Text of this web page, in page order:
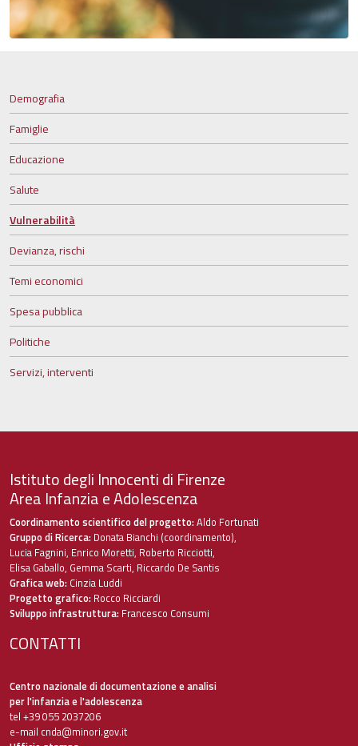
Demografia
Famiglie
Educazione
Salute
Vulnerabilità
Devianza, rischi
Temi economici
Spesa pubblica
Politiche
Servizi, interventi
Istituto degli Innocenti di Firenze
Area Infanzia e Adolescenza
Coordinamento scientifico del progetto:Aldo Fortunati
Gruppo di Ricerca: Donata Bianchi (coordinamento),
Lucia Fagnini, Enrico Moretti, Roberto Ricciotti,
Elisa Gaballo, Gemma Scarti, Riccardo De Santis
Grafica web: Cinzia Luddi
Progetto grafico: Rocco Ricciardi
Sviluppo infrastruttura: Francesco Consumi
CONTATTI
Centro nazionale di documentazione e analisi
per l'infanzia e l'adolescenza
tel +39 055 2037206
e-mail cnda@minori.gov.it